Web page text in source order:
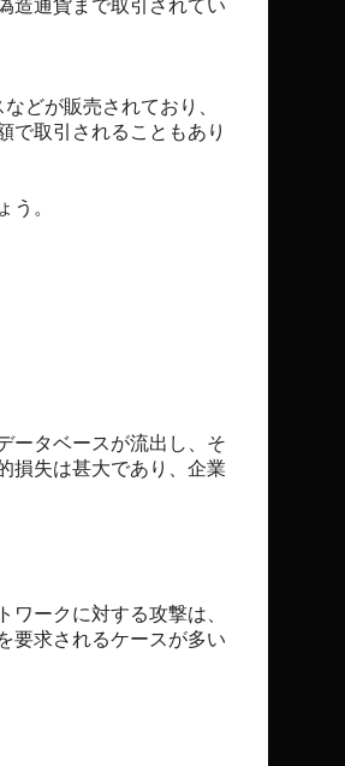
造通貨まで取引されてい
どが販売されており、
で取引されることもあり
う。
ータベースが流出し、そ
損失は甚大であり、企業
ークに対する攻撃は、
要求されるケースが多い